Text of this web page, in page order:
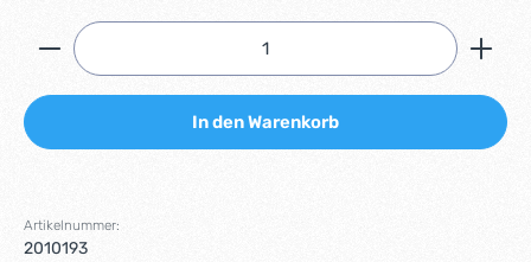
Produkt Anzahl: Gib den gewünschten Wert ein
In den Warenkorb
Artikelnummer:
2010193